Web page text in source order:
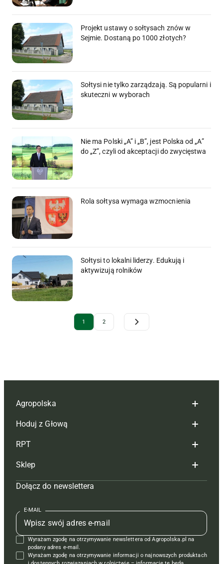
Projekt ustawy o sołtysach znów w
Sejmie. Dostaną po 1000 złotych?
Sołtysi nie tylko zarządzają. Są popularni i
skuteczni w wyborach
Nie ma Polski „A” i „B”, jest Polska od „A”
do „Z”, czyli od akceptacji do zwycięstwa
Rola sołtysa wymaga wzmocnienia
Sołtysi to lokalni liderzy. Edukują i
aktywizują rolników
Archive Pagination
1 2
Agropolska
Redakcja
Reklama
Tagi
Mapa serwisu
Kontakt
Regulamin
Polityka prywatności
Hoduj z Głową
Hoduj z głową bydło
Hoduj z głową świnie
Prenumerata
Redakcja
Kontakt
Reklama
RPT
Redakcja
Prenumerata
Reklama
Kontakt
Krzyżówki
Sklep
Czasopisma i prenumerata
Książki
Regulamin
Dołącz do newslettera
E-MAIL
Wyrażam zgodę na otrzymywanie newslettera od Agropolska.pl na
podany adres e-mail.
Wyrażam zgodę na otrzymywanie informacji o najnowszych produktach